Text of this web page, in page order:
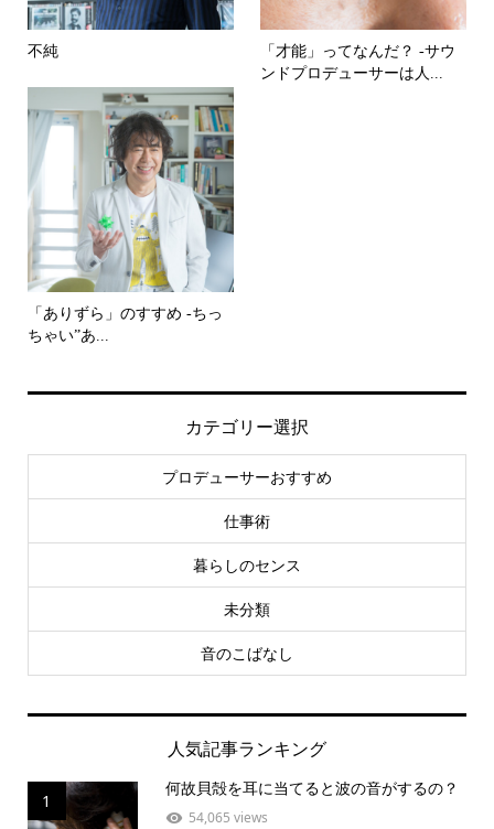
不純
「才能」ってなんだ？ -サウ
ンドプロデューサーは人...
「ありずら」のすすめ -ちっ
ちゃい”あ...
カテゴリー選択
プロデューサーおすすめ
仕事術
暮らしのセンス
未分類
音のこばなし
人気記事ランキング
1
何故貝殻を耳に当てると波の音がするの？
54,065 views